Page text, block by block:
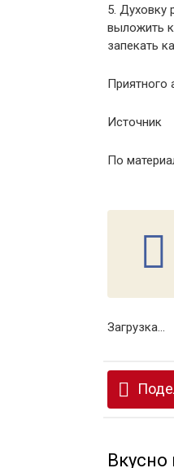
5. Духовку
выложить
запекать
Приятного
Источник
По
Загрузка...
Вкусно